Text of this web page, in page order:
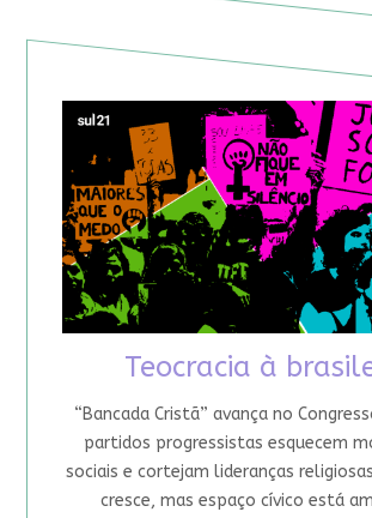
Teocracia à
“Bancada Cristã” avança no
partidos progressistas esquecem
sociais e cortejam lideranças
cresce, mas espaço cívico está